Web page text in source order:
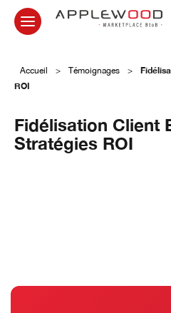
Accueil > Témoignages >
ROI
Fidélisation Client
Stratégies ROI